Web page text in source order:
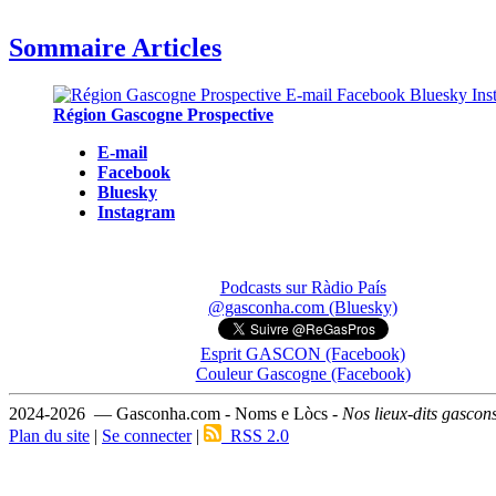
Sommaire Articles
Région Gascogne Prospective
E-mail
Facebook
Bluesky
Instagram
Podcasts sur Ràdio País
@gasconha.com (Bluesky)
Esprit GASCON (Facebook)
Couleur Gascogne (Facebook)
2024-2026 — Gasconha.com - Noms e Lòcs - Nos lieux-dits
Plan du site | Se connecter| RSS 2.0